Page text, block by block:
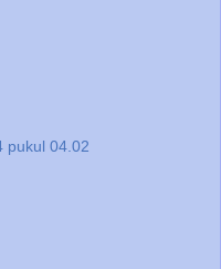
pukul 04.02